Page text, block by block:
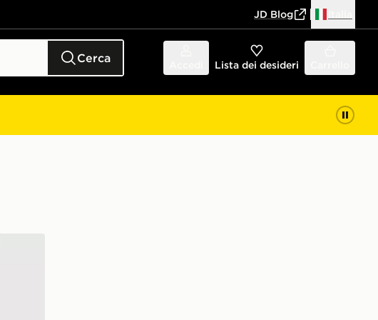
JD Blog
Cerca Lista dei desideri